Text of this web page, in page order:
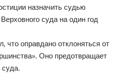
назначить судью
суда на один год
что оправдано отклоняться от
Оно предотвращает
суда.